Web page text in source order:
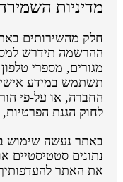
מדיניות
חלק מהשירותים
ההרשמה תידרש
מגורים, מספרי
תשתמש במידע אישי
החברה, או על-פי
לחוק הגנת הפרטיות,
נתונים סטטיסטיים
את האתר להעדפותיך